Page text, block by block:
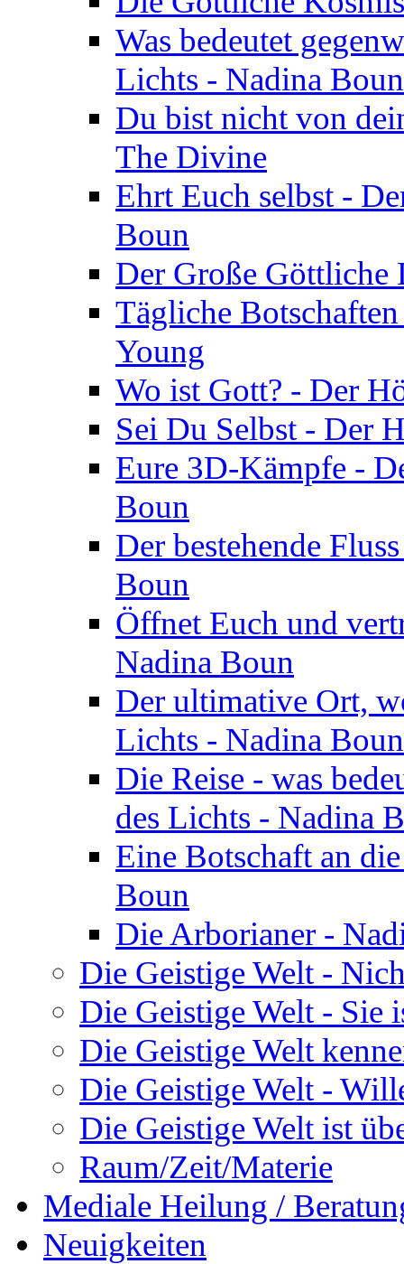
Was bedeutet
Lichts - Nadina Boun
Du bist nicht von
The Divine
Ehrt Euch selbst -
Boun
Der Große
Tägliche
Young
Wo ist Gott? - Der
Sei Du Selbst - Der
Eure 3D-Kämpfe -
Boun
Der bestehende
Boun
Öffnet Euch und
Nadina Boun
Der ultimative Ort,
Lichts - Nadina Boun
Die Reise - was
des Lichts - Nadina
Eine Botschaft an
Boun
Die Arborianer -
Die Geistige Welt -
Die Geistige Welt - Sie
Die Geistige Welt
Die Geistige Welt -
Die Geistige Welt ist
Raum/Zeit/Materie
Mediale Heilung /
Neuigkeiten